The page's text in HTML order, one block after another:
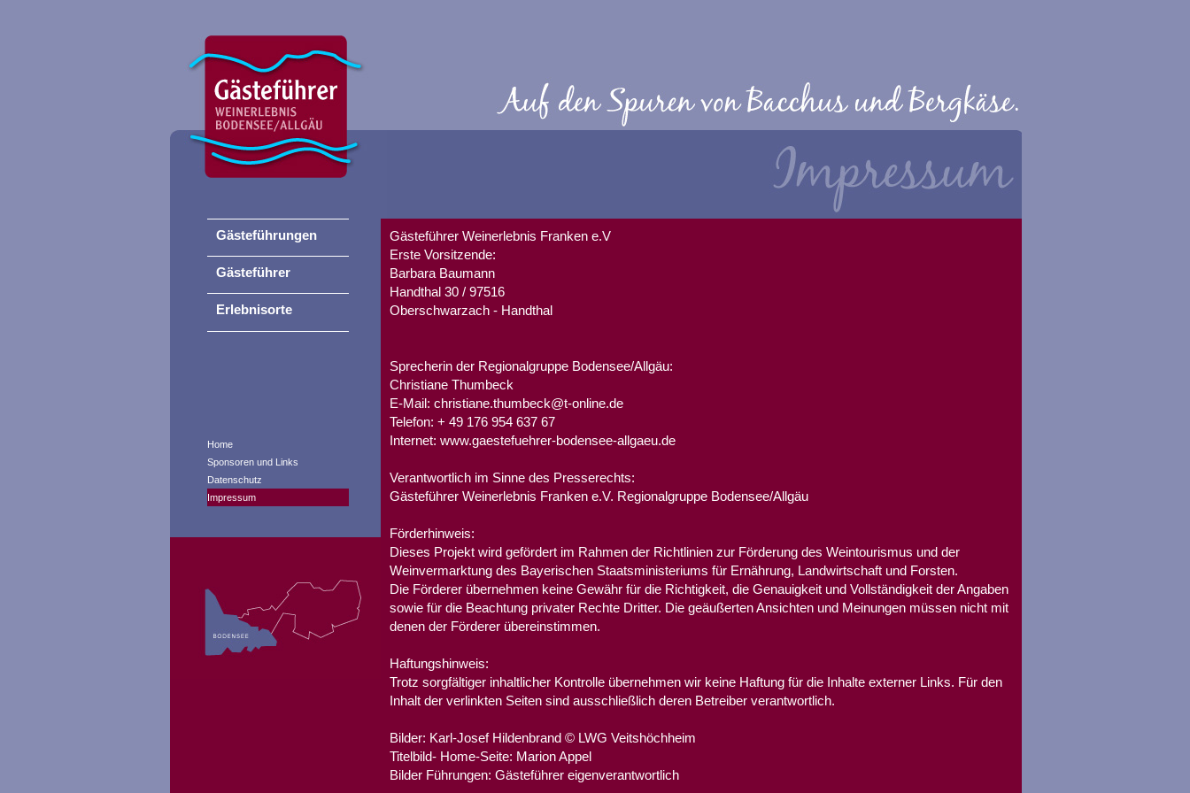
Home
Sponsoren und Links
Datenschutz
Impressum
Gästeführer Weinerlebnis Franken e.V
Erste Vorsitzende:
Barbara Baumann
Handthal 30 / 97516
Oberschwarzach - Handthal
Sprecherin der Regionalgruppe Bodensee/Allgäu:
Christiane Thumbeck
E-Mail: christiane.thumbeck@t-online.de
Telefon: + 49 176 954 637 67
Internet: www.gaestefuehrer-bodensee-allgaeu.de
Verantwortlich im Sinne des Presserechts:
Gästeführer Weinerlebnis Franken e.V. Regionalgruppe Bodensee/Allgäu
Förderhinweis:
Dieses Projekt wird gefördert im Rahmen der Richtlinien zur Förderung des Weintourismus und der
Weinvermarktung des Bayerischen Staatsministeriums für Ernährung, Landwirtschaft und Forsten.
Die Förderer übernehmen keine Gewähr für die Richtigkeit, die Genauigkeit und Vollständigkeit der Angaben
sowie für die Beachtung privater Rechte Dritter. Die geäußerten Ansichten und Meinungen müssen nicht mit
denen der Förderer übereinstimmen.
Haftungshinweis:
Trotz sorgfältiger inhaltlicher Kontrolle übernehmen wir keine Haftung für die Inhalte externer Links. Für den
Inhalt der verlinkten Seiten sind ausschließlich deren Betreiber verantwortlich.
Bilder: Karl-Josef Hildenbrand © LWG Veitshöchheim
Titelbild- Home-Seite: Marion Appel
Bilder Führungen: Gästeführer eigenverantwortlich
Gästeführungen
Gästeführer
Erlebnisorte